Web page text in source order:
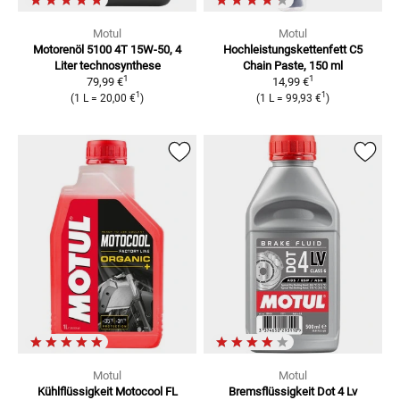
Motul
Motorenöl 5100 4T 15W-50, 4
Liter technosynthese
79,99 €1
(1 L= 20,00 €1 )
Motul
Hochleistungskettenfett C5
Chain Paste, 150 ml
14,99 €1
(1 L= 99,93 €1 )
Motul
Kühlflüssigkeit Motocool FL
Motul
Bremsflüssigkeit Dot 4 Lv